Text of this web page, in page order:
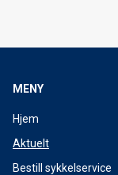
MENY
Hjem
Aktuelt
Bestill sykkelservice